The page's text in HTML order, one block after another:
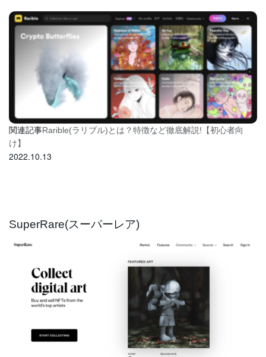
関連記事Rarible(ラリブル)とは？特徴など徹底解説!【初心者向
け】
2022.10.13
SuperRare(スーパーレア)